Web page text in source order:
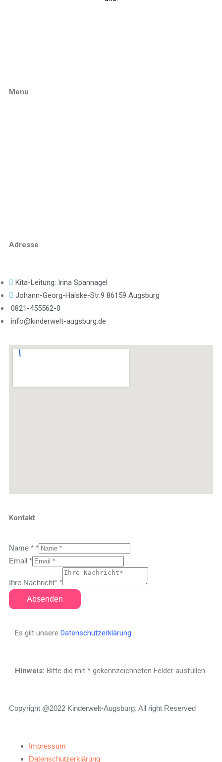
Menu
Adresse
Kita-Leitung: Irina Spannagel
Johann-Georg-Halske-Str.9 86159 Augsburg
0821-455562-0
info@kinderwelt-augsburg.de
Kontakt
Name * *
Email *
Ihre Nachricht* *
Absenden
Es gilt unsere Datenschutzerklärung
Hinweis: Bitte die mit * gekennzeichneten Felder ausfüllen.
Copyright @2022 Kinderwelt-Augsburg. All right Reserved
Impressum
Datenschutzerklärung